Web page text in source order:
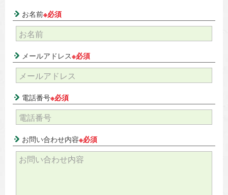
お名前※必須
メールアドレス※必須
電話番号※必須
お問い合わせ内容※必須